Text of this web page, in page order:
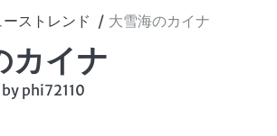
ストレンド 大雪海のカイナ
カイナ
by phi72110